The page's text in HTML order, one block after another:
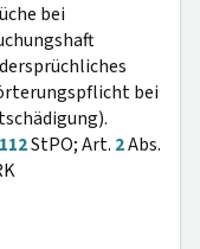
bei
bei
112StPO; Art. 2Abs.